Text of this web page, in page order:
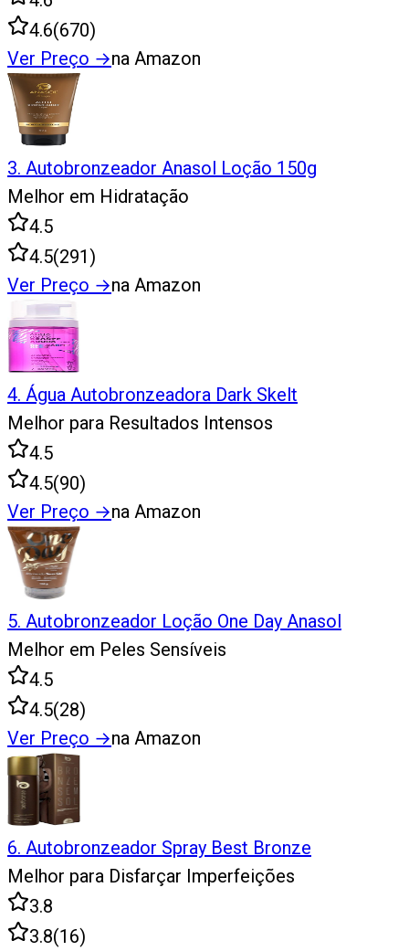
4.6(670)
Ver Preço →na Amazon
3. Autobronzeador Anasol Loção 150g
Melhor em Hidratação
4.5
4.5(291)
Ver Preço →na Amazon
4. Água Autobronzeadora Dark Skelt
Melhor para Resultados Intensos
4.5
4.5(90)
Ver Preço →na Amazon
5. Autobronzeador Loção One Day Anasol
Melhor em Peles Sensíveis
4.5
4.5(28)
Ver Preço →na Amazon
6. Autobronzeador Spray Best Bronze
Melhor para Disfarçar Imperfeições
3.8
3.8(16)